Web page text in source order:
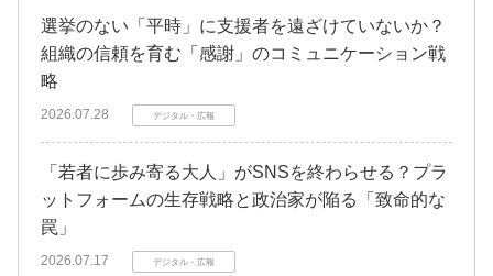
選挙のない「平時」に支援者を遠ざけていないか？
組織の信頼を育む「感謝」のコミュニケーション戦
略
2026.07.28 デジタル・広報
「若者に歩み寄る大人」がSNSを終わらせる？プラ
ットフォームの生存戦略と政治家が陥る「致命的な
罠」
2026.07.17 デジタル・広報